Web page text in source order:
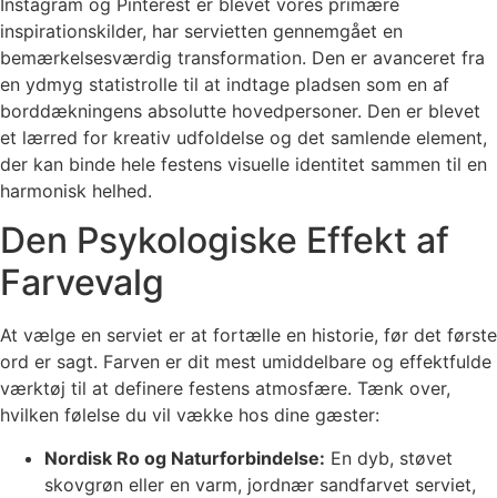
inspirationskilder, har servietten gennemgået en
bemærkelsesværdig transformation. Den er avanceret fra
en ydmyg statistrolle til at indtage pladsen som en af
borddækningens absolutte hovedpersoner. Den er blevet
et lærred for kreativ udfoldelse og det samlende element,
der kan binde hele festens visuelle identitet sammen til en
harmonisk helhed.
Den Psykologiske Effekt af
Farvevalg
At vælge en serviet er at fortælle en historie, før det første
ord er sagt. Farven er dit mest umiddelbare og effektfulde
værktøj til at definere festens atmosfære. Tænk over,
hvilken følelse du vil vække hos dine gæster:
Nordisk Ro og Naturforbindelse: En dyb, støvet
skovgrøn eller en varm, jordnær sandfarvet serviet,